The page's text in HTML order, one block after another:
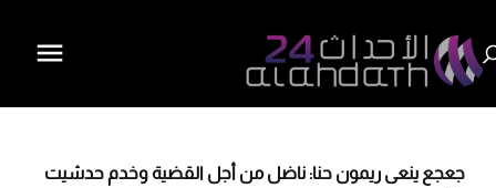
جعجع ينعى ريمون حنا: ناضل من أجل القضية وخدم حدشيت